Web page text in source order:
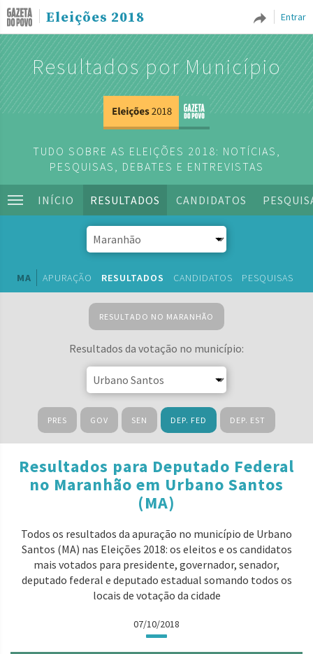
Entrar
Eleições 2018
Resultados por Município
TUDO SOBRE AS ELEIÇÕES 2018: NOTÍCIAS,
PESQUISAS, DEBATES E ENTREVISTAS
INÍCIO RESULTADOS CANDIDATOS
MA APURAÇÃO RESULTADOS CANDIDATOS PESQUISAS
RESULTADO NO MARANHÃO
Resultados da votação no município:
PRES GOV SEN DEP. FED DEP. EST
Resultados para Deputado Federal
no Maranhão em Urbano Santos
(MA)
Todos os resultados da apuração no município de Urbano
Santos (MA) nas Eleições 2018: os eleitos e os candidatos
mais votados para presidente, governador, senador,
deputado federal e deputado estadual somando todos os
locais de votação da cidade
07/10/2018